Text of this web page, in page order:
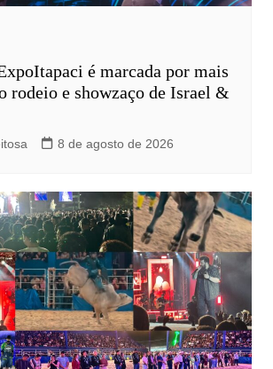
é marcada por mais
rodeio e showzaço de Israel &
8 de agosto de 2026